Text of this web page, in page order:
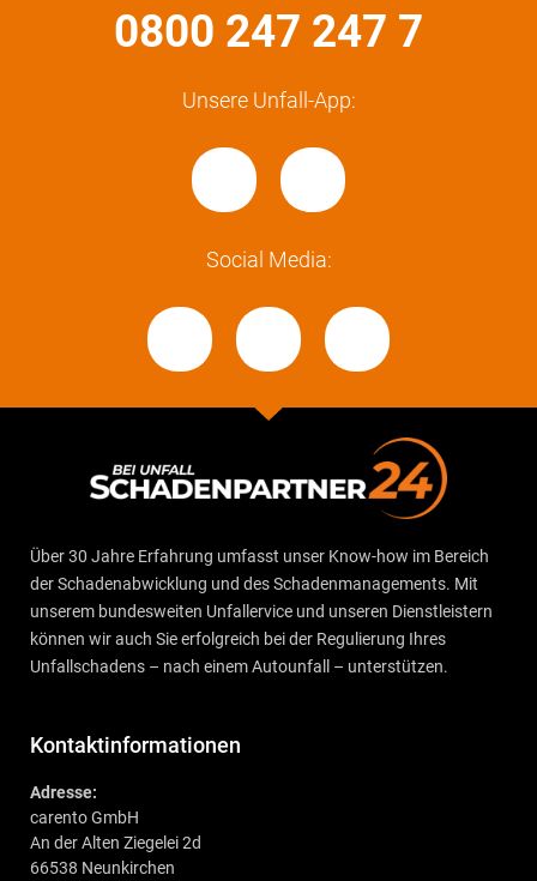
0800 247 247 7
Unsere Unfall-App:
Social Media:
Über 30 Jahre Erfahrung umfasst unser Know-how im Bereich
der Schadenabwicklung und des Schadenmanagements. Mit
unserem bundesweiten Unfallervice und unseren Dienstleistern
können wir auch Sie erfolgreich bei der Regulierung Ihres
Unfallschadens – nach einem Autounfall – unterstützen.
Kontaktinformationen
Adresse:
carento GmbH
An der Alten Ziegelei 2d
66538 Neunkirchen